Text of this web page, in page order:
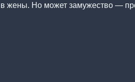
жены. Но может замужество —